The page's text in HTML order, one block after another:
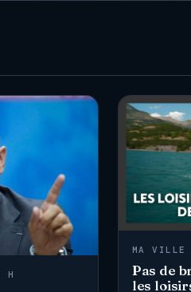
H
MA
Pas de
les